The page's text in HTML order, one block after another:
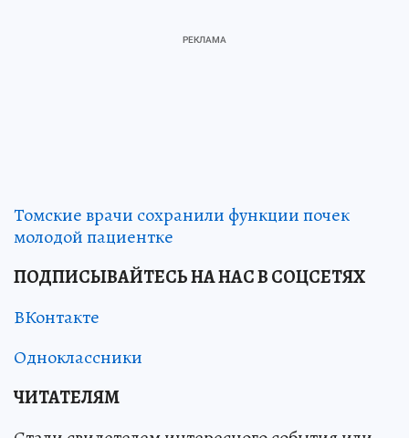
Томские врачи сохранили функции почек
молодой пациентке
ПОДПИСЫВАЙТЕСЬ НА НАС В СОЦСЕТЯХ
ВКонтакте
Одноклассники
ЧИТАТЕЛЯМ